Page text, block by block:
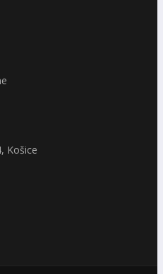
Košice